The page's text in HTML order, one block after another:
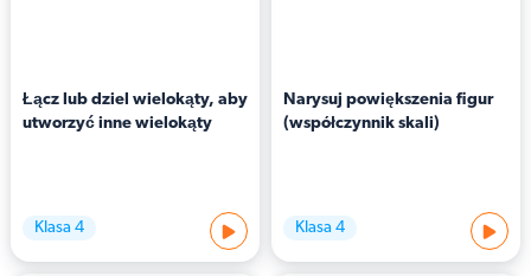
Łącz lub dziel wielokąty, aby
utworzyć inne wielokąty
Klasa 4
Narysuj powiększenia figur
(współczynnik skali)
Klasa 4